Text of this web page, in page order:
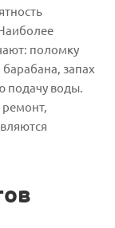
поломку
запах
подачу воды.